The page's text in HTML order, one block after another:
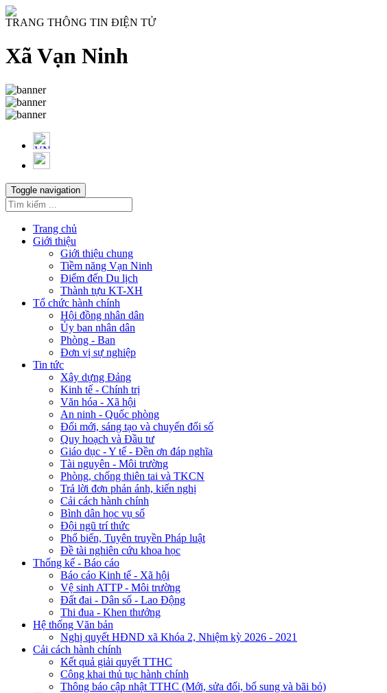
TRANG THÔNG TIN ĐIỆN TỬ
Xã Vạn Ninh
Toggle navigation
Trang chủ
Giới thiệu
Giới thiệu chung
Tiềm năng Vạn Ninh
Điểm đến Du lịch
Thành tựu KT-XH
Tổ chức hành chính
Hội đồng nhân dân
Ủy ban nhân dân
Phòng - Ban
Đơn vị sự nghiệp
Tin tức
Xây dựng Đảng
Kinh tế - Chính trị
Văn hóa - Xã hội
An ninh - Quốc phòng
Đổi mới, sáng tạo và chuyển đổi số
Quy hoạch và Đầu tư
Giáo dục - Y tế - Đền ơn đáp nghĩa
Tài nguyên - Môi trường
Phòng, chống thiên tai và TKCN
Trả lời đơn phản ánh, kiến nghị
Cải cách hành chính
Bình dân học vụ số
Đội ngũ trí thức
Phổ biến, Tuyên truyền Pháp luật
Đề tài nghiên cứu khoa học
Thống kế - Báo cáo
Báo cáo Kinh tế - Xã hội
Vệ sinh ATTP - Môi trường
Đất đai - Dân số - Lao Động
Thi đua - Khen thưởng
Hệ thống Văn bản
Nghị quyết HĐND xã Khóa 2, Nhiệm kỳ 2026 - 2021
Cải cách hành chính
Kết quả giải quyết TTHC
Công khai thủ tục hành chính
Thông báo cập nhật TTHC (Mới, sửa đổi, bổ sung và bãi bỏ)